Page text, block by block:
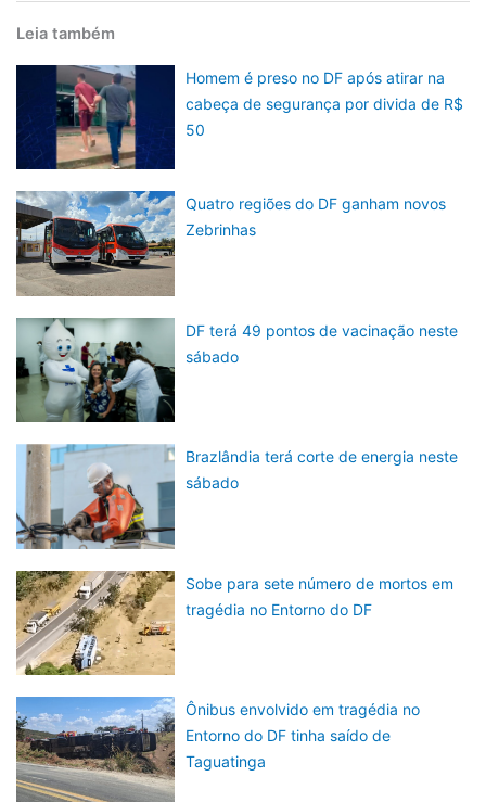
Leia também
Homem é preso no DF após atirar na
cabeça de segurança por divida de R$
50
Quatro regiões do DF ganham novos
Zebrinhas
DF terá 49 pontos de vacinação neste
sábado
Brazlândia terá corte de energia neste
sábado
Sobe para sete número de mortos em
tragédia no Entorno do DF
Ônibus envolvido em tragédia no
Entorno do DF tinha saído de
Taguatinga